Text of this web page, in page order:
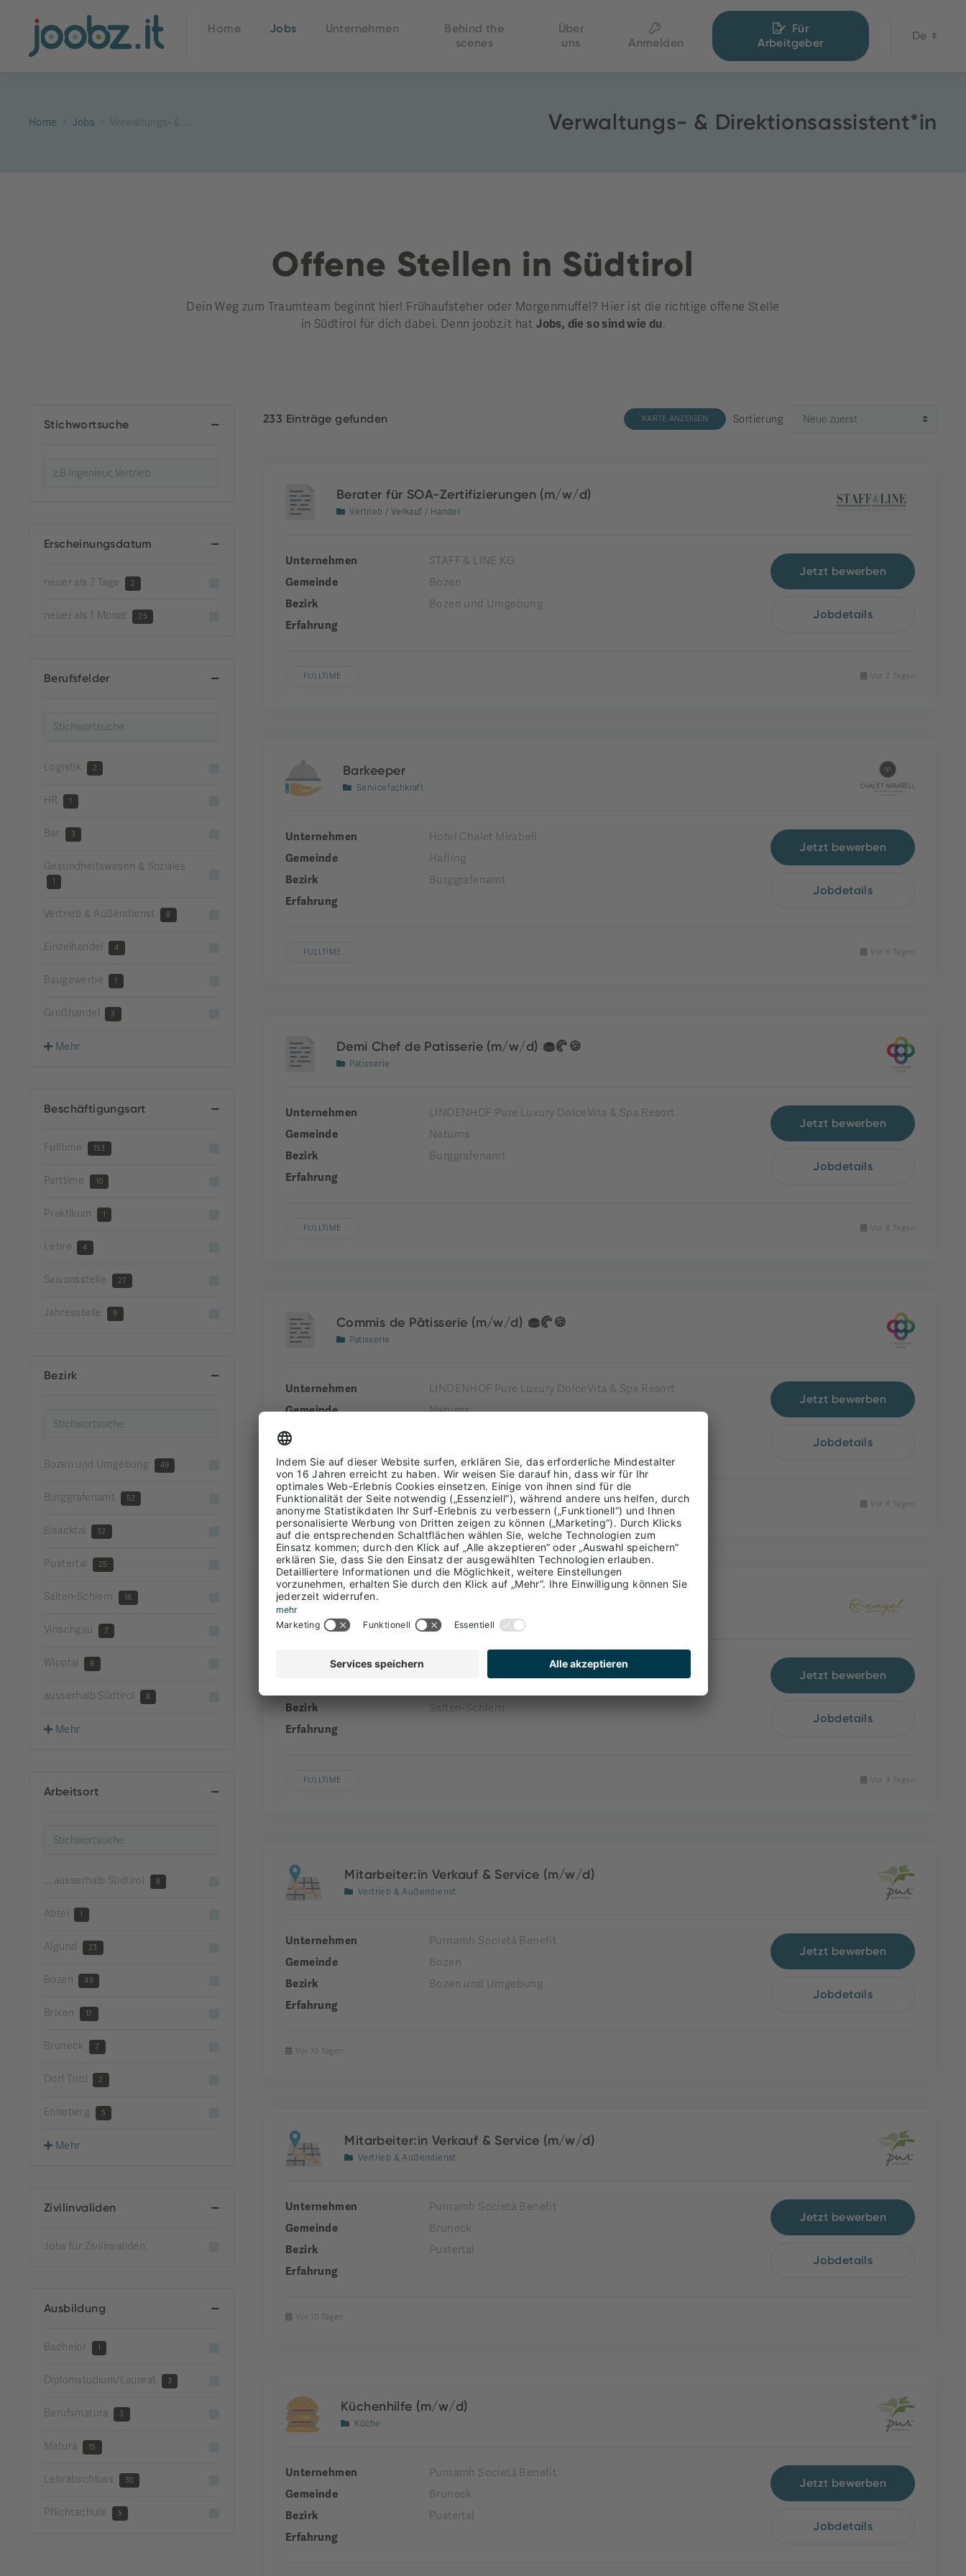
Home Jobs Unternehmen
Behind the
scenes
Über
uns
Anmelden
Für
Arbeitgeber
De
Home Jobs Verwaltungs- & ... Verwaltungs- & Direktionsassistent*in
Offene Stellen in Südtirol
Dein Weg zum Traumteam beginnt hier! Frühaufsteher oder Morgenmuffel? Hier ist die richtige offene Stelle
in Südtirol für dich dabei. Denn joobz.it hatJobs, die so sind wie du.
Stichwortsuche
Erscheinungsdatum
neuer als 7 Tage 2
neuer als 1 Monat 25
Berufsfelder
Logistik 2
HR 1
Bar 3
Gesundheitswesen & Soziales
1
Vertrieb & Außendienst 8
Einzelhandel 4
Baugewerbe 1
Großhandel 3
Mehr
Beschäftigungsart
Fulltime 153
Parttime 10
Praktikum 1
Lehre 4
Saisonsstelle 27
Jahresstelle 9
Bezirk
Bozen und Umgebung 49
Burggrafenamt 52
Eisacktal 32
Pustertal 25
Salten-Schlern 18
Vinschgau 7
Wipptal 6
ausserhalb Südtirol 8
Mehr
Arbeitsort
... ausserhalb Südtirol 8
Abtei 1
Algund 23
Bozen 49
Brixen 17
Bruneck 7
Dorf Tirol 2
Enneberg 5
Mehr
Zivilinvaliden
Jobs für Zivilinvaliden
Ausbildung
Bachelor 1
Diplomstudium/Laureat 3
Berufsmatura 3
Matura 15
Lehrabschluss 30
Pflichtschule 5
233 Einträge gefunden KARTE ANZEIGEN Sortierung
Berater für SOA-Zertifizierungen (m/w/d)
Vertrieb / Verkauf / Handel
Unternehmen
STAFF & LINE KG
Gemeinde
Bozen
Bezirk
Bozen und Umgebung
Erfahrung
Jetzt bewerben
Jobdetails
FULLTIME Vor 2 Tagen
Barkeeper
Servicefachkraft
Unternehmen
Hotel Chalet Mirabell
Gemeinde
Hafling
Bezirk
Burggrafenamt
Erfahrung
Jetzt bewerben
Jobdetails
FULLTIME Vor 6 Tagen
Demi Chef de Patisserie (m/w/d) 🧁🥐🍪
Patisserie
Unternehmen
LINDENHOF Pure Luxury DolceVita & Spa Resort
Gemeinde
Naturns
Bezirk
Burggrafenamt
Erfahrung
Jetzt bewerben
Jobdetails
FULLTIME Vor 8 Tagen
Commis de Pâtisserie (m/w/d) 🧁🥐🍪
Patisserie
Unternehmen
LINDENHOF Pure Luxury DolceVita & Spa Resort
Gemeinde
Naturns
Bezirk
Jetzt bewerben
Jobdetails
FULLTIME Vor 8 Tagen
Rezeptionist*in
Unternehmen
Bezirk
Salten-Schlern
Erfahrung
Jetzt bewerben
Jobdetails
FULLTIME Vor 9 Tagen
Mitarbeiter:in Verkauf & Service (m/w/d)
Vertrieb & Außendienst
Unternehmen
Purnamh Società Benefit
Gemeinde
Bozen
Bezirk
Bozen und Umgebung
Erfahrung
Jetzt bewerben
Jobdetails
Vor 10 Tagen
Mitarbeiter:in Verkauf & Service (m/w/d)
Vertrieb & Außendienst
Unternehmen
Purnamh Società Benefit
Gemeinde
Bruneck
Bezirk
Pustertal
Erfahrung
Jetzt bewerben
Jobdetails
Vor 10 Tagen
Küchenhilfe (m/w/d)
Küche
Unternehmen
Purnamh Società Benefit
Gemeinde
Bruneck
Bezirk
Pustertal
Erfahrung
Jetzt bewerben
Jobdetails